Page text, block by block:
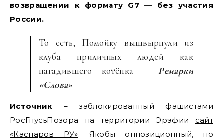
возвращении к формату G7 — без участия
России.
То есть, Помойку вышвырнули из
клуба приличных людей как
нагадившего котёнка– Ремарки
«Слова»
Источник – заблокированный фашистами
РосГнусьПозора на территории Эрэфии сайт
«Каспаров РУ». Якобы оппозиционный, но